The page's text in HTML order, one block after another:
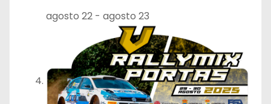
agosto 22 - agosto 23